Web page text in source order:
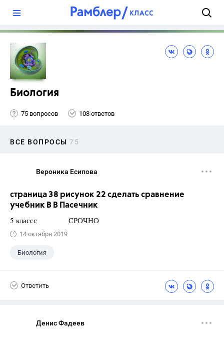
Биология
75 вопросов 108 ответов
ВСЕ ВОПРОСЫ 75
Вероника Есипова
страница 38 рисунок 22 сделать сравнение
учебник В В Пасечник
5 классс СРОЧНО
14 октября 2019
Биология
Ответить
Денис Фадеев